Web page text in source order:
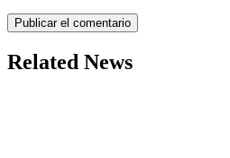
Related News